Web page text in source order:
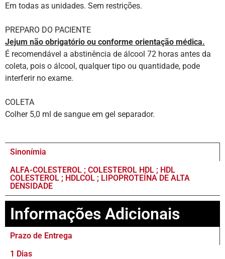
Em todas as unidades. Sem restrições.
PREPARO DO PACIENTE
Jejum não obrigatório ou conforme orientação médica.
É recomendável a abstinência de álcool 72 horas antes da
coleta, pois o álcool, qualquer tipo ou quantidade, pode
interferir no exame.
COLETA
Colher 5,0 ml de sangue em gel separador.
Sinonímia
ALFA-COLESTEROL ; COLESTEROL HDL ; HDL
COLESTEROL ; HDLCOL ; LIPOPROTEÍNA DE ALTA
DENSIDADE
Informações Adicionais
Prazo de Entrega
1 Dias